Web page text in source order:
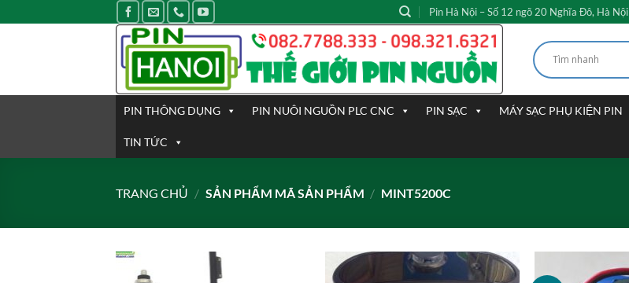
qua
Pin Hà Nội – Số 12 ngõ 20 Nghĩa Đô, Hà Nội
PIN THÔNG DỤNG PIN NUÔI NGUỒN PLC CNC PIN SẠC MÁY SẠC PHỤ KIỆN PIN
TIN TỨC
TRANG CHỦ / SẢN PHẨM MÃ SẢN PHẨM / MINT5200C